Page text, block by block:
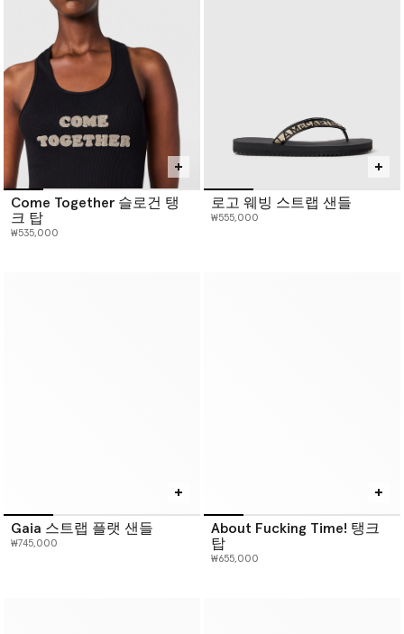
Come Together 슬로건 탱
크 탑
₩535,000
로고 웨빙 스트랩 샌들
₩555,000
Gaia 스트랩 플랫 샌들
₩745,000
About Fucking Time! 탱크
탑
₩655,000